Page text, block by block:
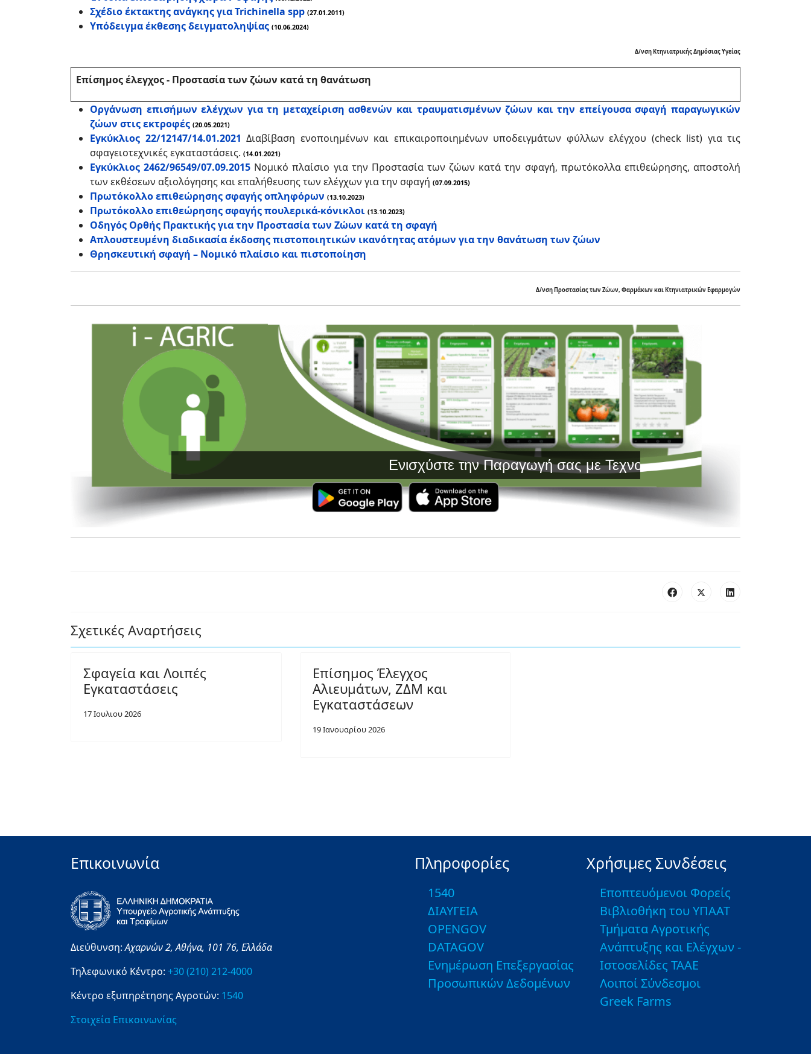
Σχέδιο έκτακτης ανάγκης για Trichinella spp (27.01.2011)
Υπόδειγμα έκθεσης δειγματοληψίας (10.06.2024)
Δ/νση Κτηνιατρικής Δημόσιας Υγείας
Επίσημος έλεγχος - Προστασία των ζώων κατά τη θανάτωση
Οργάνωση επισήμων ελέγχων για τη μεταχείριση ασθενών και τραυματισμένων ζώων και την επείγουσα σφαγή παραγωγικών
ζώων στις εκτροφές (20.05.2021)
Εγκύκλιος 22/12147/14.01.2021 Διαβίβαση ενοποιημένων και επικαιροποιημένων υποδειγμάτων φύλλων ελέγχου (check list) για τις
σφαγειοτεχνικές εγκαταστάσεις. (14.01.2021)
Εγκύκλιος 2462/96549/07.09.2015 Νομικό πλαίσιο για την Προστασία των ζώων κατά την σφαγή, πρωτόκολλα επιθεώρησης, αποστολή
των εκθέσεων αξιολόγησης και επαλήθευσης των ελέγχων για την σφαγή (07.09.2015)
Πρωτόκολλο επιθεώρησης σφαγής οπληφόρων (13.10.2023)
Πρωτόκολλο επιθεώρησης σφαγής πουλερικά-κόνικλοι (13.10.2023)
Οδηγός Ορθής Πρακτικής για την Προστασία των Ζώων κατά τη σφαγή
Απλουστευμένη διαδικασία έκδοσης πιστοποιητικών ικανότητας ατόμων για την θανάτωση των ζώων
Θρησκευτική σφαγή – Νομικό πλαίσιο και πιστοποίηση
Δ/νση Προστασίας των Ζώων, Φαρμάκων και Κτηνιατρικών Εφαρμογών
Ενισχύστε την Παραγωγή σας με Τεχνολογία Αιχμής και Έγκυρη
Σχετικές Αναρτήσεις
Σφαγεία και Λοιπές
Εγκαταστάσεις
17 Ιουλιου 2026
Επίσημος Έλεγχος
Αλιευμάτων, ΖΔΜ και
Εγκαταστάσεων
19 Ιανουαρίου 2026
Επικοινωνία
Διεύθυνση:Αχαρνών 2,Αθήνα, 101 76, Ελλάδα
Τηλεφωνικό Κέντρο: +30 (210) 212-4000
Κέντρο εξυπηρέτησης Αγροτών: 1540
Στοιχεία Επικοινωνίας
Πληροφορίες
1540
ΔΙΑΥΓΕΙΑ
OPENGOV
DATAGOV
Ενημέρωση Επεξεργασίας
Προσωπικών Δεδομένων
Χρήσιμες Συνδέσεις
Εποπτευόμενοι Φορείς
Βιβλιοθήκη του ΥΠΑΑΤ
Τμήματα Αγροτικής
Ανάπτυξης και Ελέγχων -
Ιστοσελίδες ΤΑΑΕ
Λοιποί Σύνδεσμοι
Greek Farms